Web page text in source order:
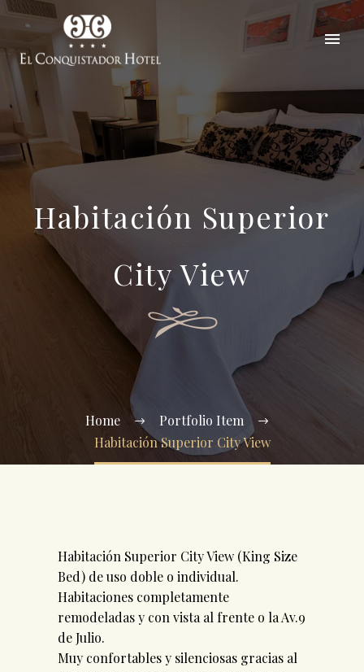
Habitación Superior
City View
Home
Portfolio Item
Habitación Superior City View
Habitación Superior City View (King Size
Bed) de uso doble o individual.
Habitaciones completamente
remodeladas y con vista al frente o la Av.9
de Julio.
Muy confortables y silenciosas gracias al